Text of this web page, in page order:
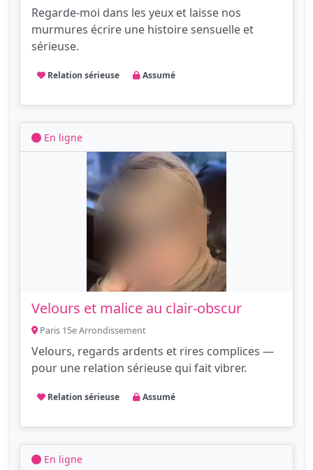
Regarde-moi dans les yeux et laisse nos
murmures écrire une histoire sensuelle et
sérieuse.
Relation sérieuse Assumé
En ligne
Velours et malice au clair-obscur
Paris 15e Arrondissement
Velours, regards ardents et rires complices —
pour une relation sérieuse qui fait vibrer.
Relation sérieuse Assumé
En ligne